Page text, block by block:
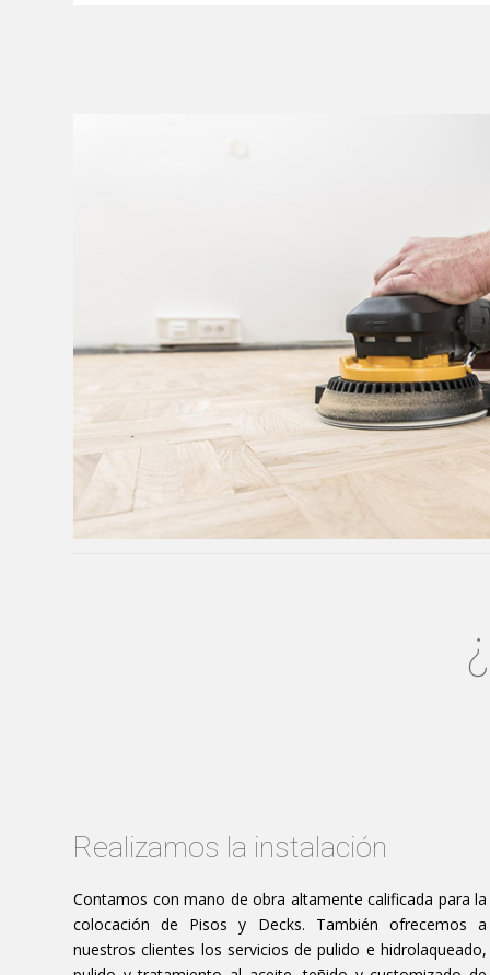
Realizamos la instalación
Contamos con mano de obra altamente calificada para la
colocación de Pisos y Decks. También ofrecemos a
nuestros clientes los servicios de pulido e hidrolaqueado,